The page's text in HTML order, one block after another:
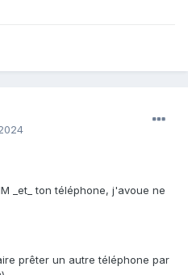
_et_ ton téléphone, j'avoue ne
prêter un autre téléphone par